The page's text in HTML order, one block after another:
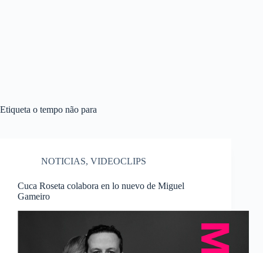
Etiqueta o tempo não para
NOTICIAS, VIDEOCLIPS
Cuca Roseta colabora en lo nuevo de Miguel
Gameiro